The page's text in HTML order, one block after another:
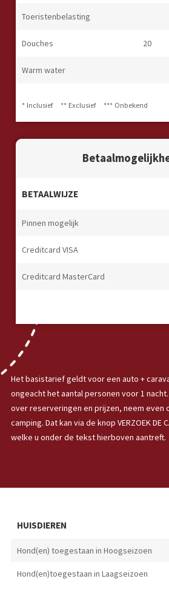
Toeristenbelasting
Douches 20
Warm water
* Inclusief ** Exclusief *** Onbekend
BETAALWIJZE
Pinnen mogelijk
Creditcard VISA
Creditcard MasterCard
Het basistarief geldt voor een auto +
ongeacht het aantal personen voor 1
over reserveringen en prijzen, neem even
camping. Dat kan via de knop VERZOEK DE
welke u onder de tekst hierboven aantreft.
HUISDIEREN
Hond(en) toegestaan in Hoogseizoen
Hond(en)toegestaan in Laagseizoen